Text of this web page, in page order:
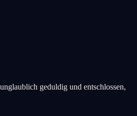
geduldig und entschlossen,